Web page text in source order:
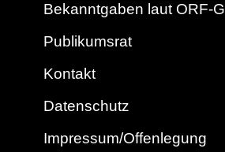
Bekanntgaben laut ORF-G
Publikumsrat
Kontakt
Datenschutz
Impressum/Offenlegung